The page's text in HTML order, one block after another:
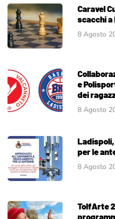
Caravel
scacchi a
8 Agosto
e
dei
8 Agosto
per le
8 Agosto
TolfArte